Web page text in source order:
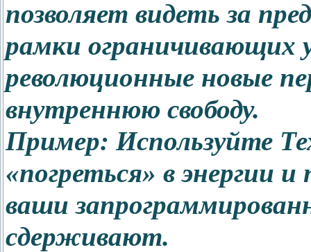
позволяет видеть за
рамки ограничивающих
революционные новые
внутреннюю свободу.
Пример: Используйте
«погреться» в энергии
ваши
сдерживают.